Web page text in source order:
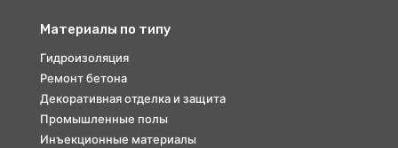
Материалы по типу
Гидроизоляция
Ремонт бетона
Декоративная отделка и защита
Промышленные полы
Инъекционные материалы